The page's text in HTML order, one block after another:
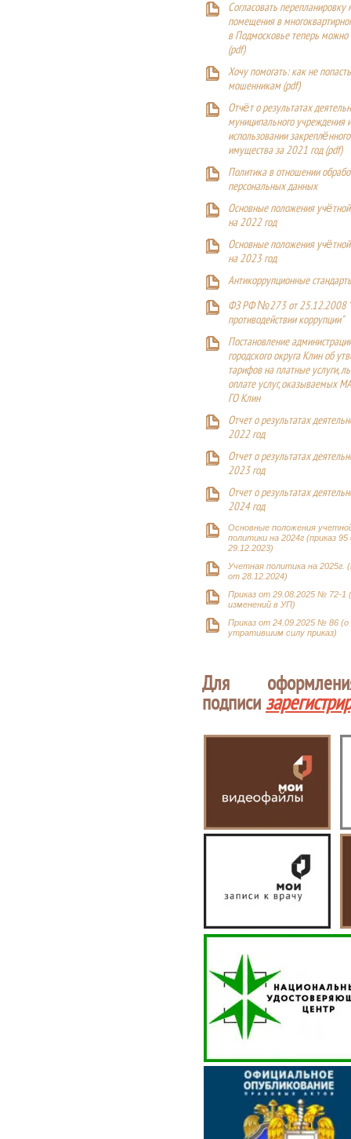
Согласовать перепланировку
помещения в
в Подмосковье теперь можно
(pdf)
Хочу помогать: как не
мошенникам (pdf)
Отчёт о результатах
муниципального учреждения
использовании
имущества за 2021 год (pdf)
Политика в отношении
персональных данных
Основные положения
на 2022 год
Основные положения
на 2023 год
Антикоррупционные
ФЗ РФ №273 от 25.12.2008
противодействии коррупции"
Постановление
городского округа Клин об
тарифов на платные услуги,
оплате услуг, оказываемых
ГО Клин
Отчет о результатах
2022 год
Отчет о результатах
2023 год
Отчет о результатах
2024 год
Основные положения
политики на 2024г (приказ
29.12.2023)
Учетная политика на 2025г.
от 28.12.2024)
Приказ от 29.08.2025 № 72-1
изменений в УП)
Приказ от 24.09.2025 № 86 (о
утратившим силу приказ)
Для
подписи